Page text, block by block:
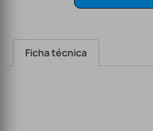
Ficha técnica